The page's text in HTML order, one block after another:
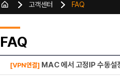
고객센터 FAQ
FAQ
[VPN연결] MAC 에서 고정IP 수동설